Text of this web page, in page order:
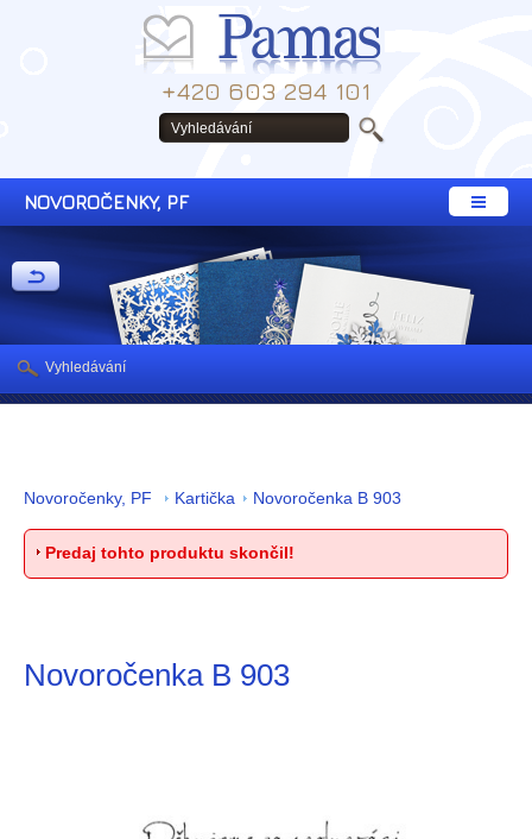
+420 603 294 101
NOVOROČENKY, PF
Novoročenky, PF Kartička Novoročenka B 903
Predaj tohto produktu skončil!
Novoročenka B 903
Vyhledávání